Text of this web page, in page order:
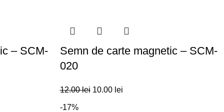
– SCM-
Semn de carte magnetic – SCM-
020
12.00lei 10.00 lei
-17%